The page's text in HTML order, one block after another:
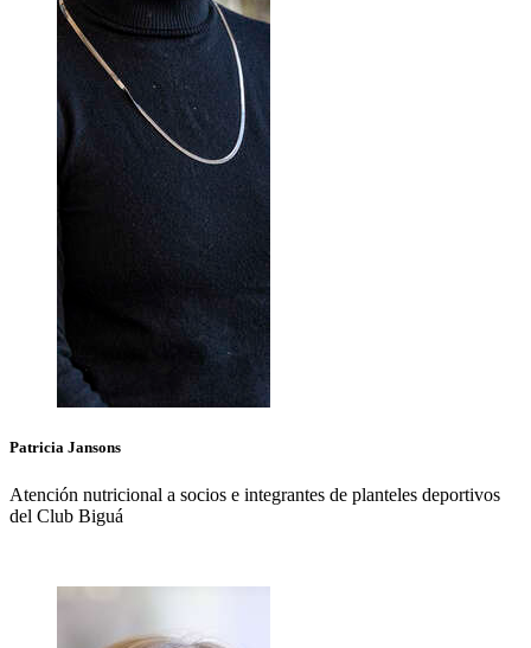
Patricia Jansons
Atención nutricional a socios e integrantes de planteles deportivos
del Club Biguá